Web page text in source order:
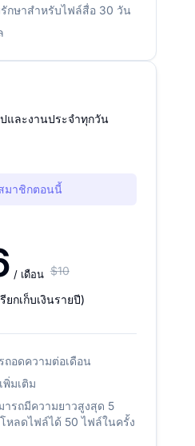
รักษาสำหรับไฟล์สื่อ 30 วัน
และงานประจำทุกวัน
มาชิกตอนนี้
/ เดือน $10
รียกเก็บเงินรายปี)
อดความต่อเดือน
พิ่มเติม
รถมีความยาวสูงสุด 5
หลดไฟล์ได้ 50 ไฟล์ในครั้ง